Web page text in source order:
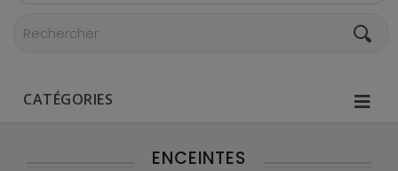
CATÉGORIES
ENCEINTES